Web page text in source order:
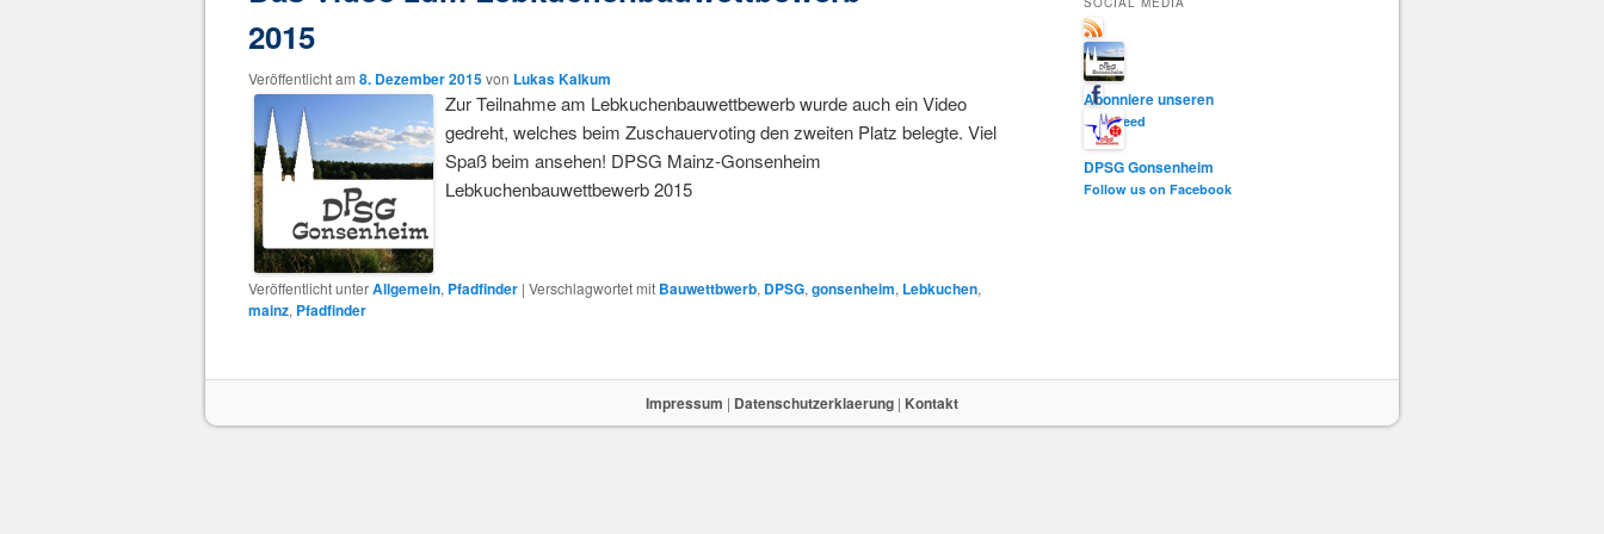
2015
Veröffentlicht am 8. Dezember 2015von Lukas Kalkum
Zur Teilnahme am Lebkuchenbauwettbewerb wurde auch ein Video
gedreht, welches beim Zuschauervoting den zweiten Platz belegte. Viel
Spaß beim ansehen! DPSG Mainz-Gonsenheim
Lebkuchenbauwettbewerb 2015
Veröffentlicht unterAllgemein, Pfadfinder | Verschlagwortet mit Bauwettbwerb, DPSG, gonsenheim, Lebkuchen,
mainz, Pfadfinder
e
n
Abonniere unseren
RSS-Feed
DPSG Gonsenheim
Follow us on Facebook
Impressum | Datenschutzerklaerung | Kontakt